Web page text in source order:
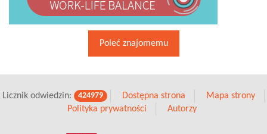
Poleć znajomemu
Licznik odwiedzin: 424979 Dostępna strona
Mapa strony
Polityka prywatności
Autorzy